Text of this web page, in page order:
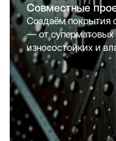
Совместные
Создаём покрытия
— от
износостойких и